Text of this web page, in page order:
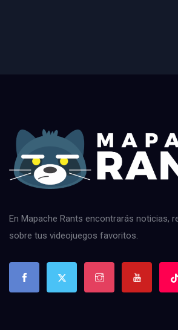
En Mapache Rants encontrarás noticias,
sobre tus videojuegos favoritos.